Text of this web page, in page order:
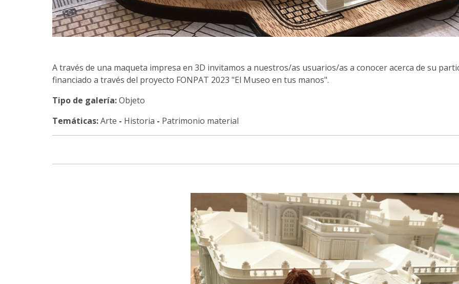
A través de una maqueta impresa en 3D invitamos a nuestros/as usuarios/as a conocer acerca de su
financiado a través del proyecto FONPAT 2023 "El Museo en tus manos".
Tipo de galería:Objeto
Temáticas:Arte - Historia - Patrimonio material